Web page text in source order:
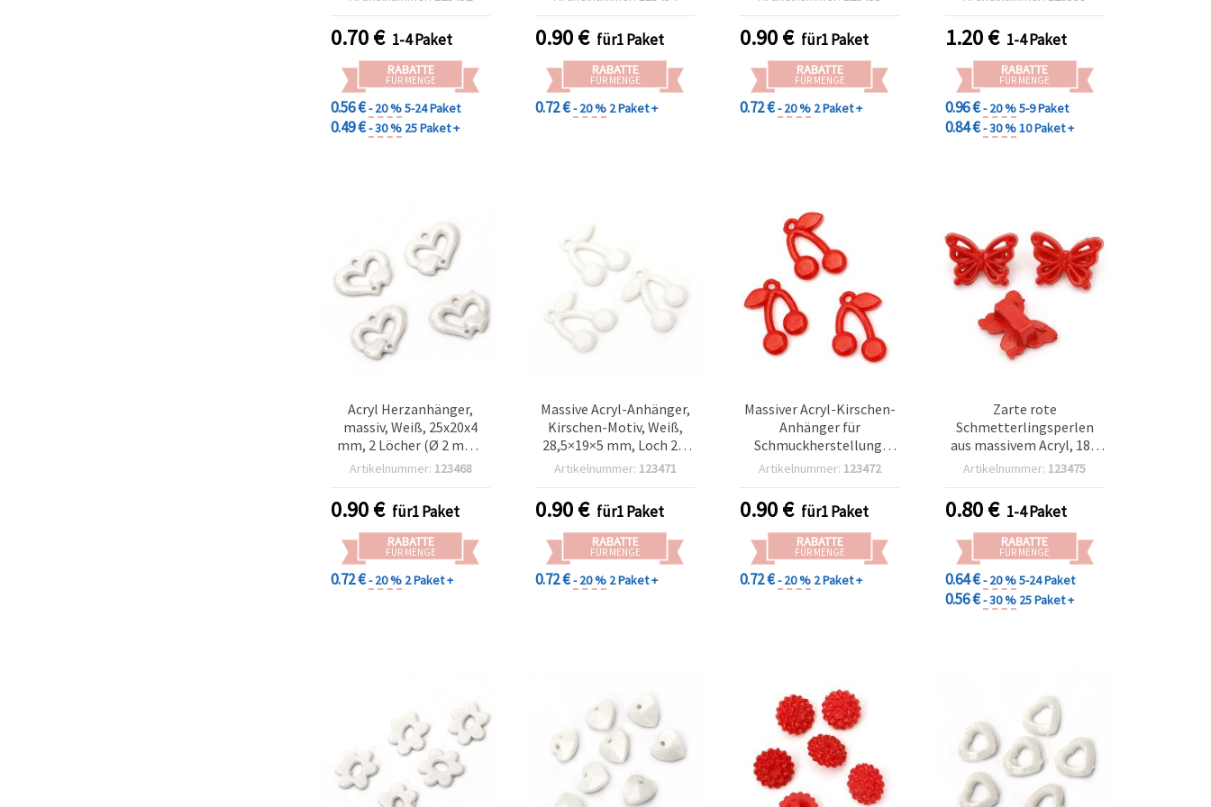
0.70€ 1-4 Paket
RABATTE
FÜR MENGE
0.56 €- 20 %5-24 Paket
0.49 €- 30 % 25 Paket +
0.90€ für1 Paket
RABATTE
FÜR MENGE
0.72 €- 20 % 2 Paket +
0.90€ für1 Paket
RABATTE
FÜR MENGE
0.72 €- 20 % 2 Paket +
Schmuckherstellung
1.20€ 1-4 Paket
RABATTE
FÜR MENGE
0.96 €- 20 %5-9 Paket
0.84 €- 30 %10 Paket +
Acryl Herzanhänger,
massiv, Weiß, 25x20x4
mm, 2 Löcher (Ø 2 mm),
für Schmuckherstellung
Artikelnummer: 123468
0.90€ für1 Paket
RABATTE
FÜR MENGE
0.72 €- 20 % 2 Paket +
Massive Acryl-Anhänger,
Kirschen-Motiv, Weiß,
28,5×19×5 mm, Loch 2,5
mm, für
Basteln, 50 g (ca. 36
Stück)
Artikelnummer: 123471
0.90€ für1 Paket
RABATTE
FÜR MENGE
0.72 €- 20 % 2 Paket +
Massiver Acryl-Kirschen-
Anhänger für
Schmuckherstellung,
Rot, 28,5 x 19 x 5 mm,
(~36 Stk.)
Artikelnummer: 123472
0.90€ für1 Paket
RABATTE
FÜR MENGE
0.72 €- 20 % 2 Paket +
Zarte rote
Schmetterlingsperlen
aus massivem Acryl, 18 x
25 x 9 mm, Loch 13,5 mm
Schmuckherstellung und
festliche DIY-Projekte
Artikelnummer: 123475
0.80€ 1-4 Paket
RABATTE
FÜR MENGE
0.64 €- 20 %5-24 Paket
0.56 €- 30 % 25 Paket +